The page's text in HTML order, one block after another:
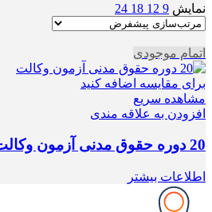
نمایش 9
12
18
24
اتمام موجودی
برای مقایسه اضافه کنید
مشاهده سریع
افزودن به علاقه مندی
20 دوره حقوق مدنی آزمون وکالت – تجارت
اطلاعات بیشتر